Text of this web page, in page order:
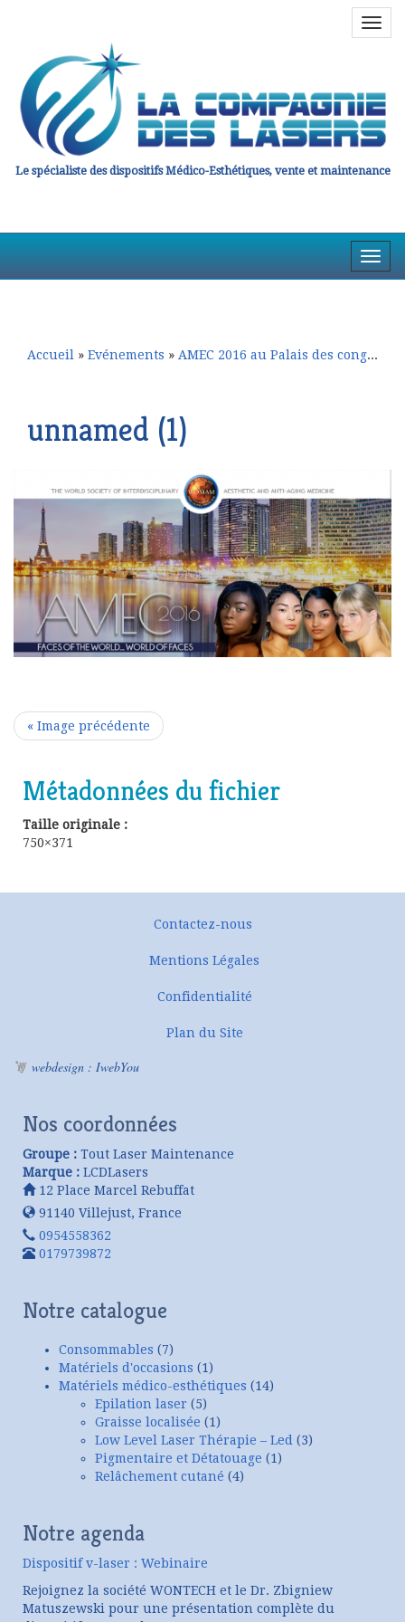
Le spécialiste des dispositifs Médico-Esthétiques, vente et maintenance
la
en
Accueil » Evénements » AMEC 2016 au Palais des congrès à Paris
unnamed (1)
« Image précédente
Métadonnées du fichier
Taille originale :
750×371
Contactez-nous
Mentions Légales
Confidentialité
Plan du Site
webdesign : IwebYou
Nos coordonnées
Groupe : Tout Laser Maintenance
Marque : LCDLasers
12 Place Marcel Rebuffat
91140 Villejust, France
0954558362
0179739872
Notre catalogue
Consommables (7)
Matériels d'occasions (1)
Matériels médico-esthétiques (14)
Epilation laser (5)
Graisse localisée (1)
Low Level Laser Thérapie – Led (3)
Pigmentaire et Détatouage (1)
Relâchement cutané (4)
Notre agenda
Dispositif v-laser : Webinaire
Rejoignez la société WONTECH et le Dr. Zbigniew
Matuszewski pour une présentation complète du